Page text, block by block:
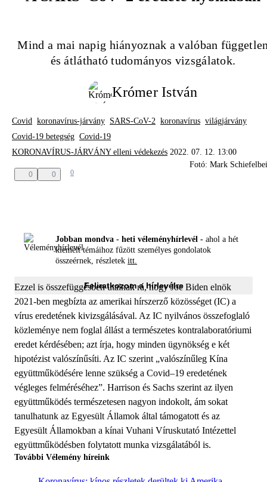
Mind a mai napig hiányoznak a valóban
és átlátható tudományos vizsgálatok.
Krómer István
Covid koronavírus-járvány SARS-CoV-2 koronavírus világjárvány
Covid-19 betegség Covid-19
KORONAVÍRUS-JÁRVÁNY elleni védekezés 2022. 07. 12. 13:00
Fotó: Mark
0 0 0
Jobban mondva - heti véleményhírlevél - ahol a hét
kiemelt témáihoz fűzött személyes gondolatok
összeérnek, részletek itt.
Feliratkozom a hírlevélre
Ezzel is összefüggésben utalnak rá, hogy Joe Biden elnök
2021-ben megbízta az amerikai hírszerző közösséget (IC) a
vírus eredetének kivizsgálásával. Az IC nyilvános összefoglaló
közleménye nem foglal állást a természetes kontralaboratóriumi
eredet kérdésében; azt írja, hogy minden ügynökség e két
hipotézist valószínűsíti. Az IC szerint „valószínűleg Kína
együttműködésére lenne szükség a Covid–19 eredetének
végleges felméréséhez”. Harrison és Sachs szerint az ilyen
együttműködés természetesen nagyon indokolt, ám sokat
tanulhatunk az Egyesült Államok által támogatott és az
Egyesült Államokban a kínai Vuhani Víruskutató Intézettel
együttműködésben folytatott munka vizsgálatából is.
További Vélemény híreink